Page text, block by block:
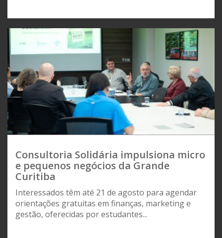
Consultoria Solidária impulsiona micro
e pequenos negócios da Grande
Curitiba
Interessados têm até 21 de agosto para agendar
orientações gratuitas em finanças, marketing e
gestão, oferecidas por estudantes...